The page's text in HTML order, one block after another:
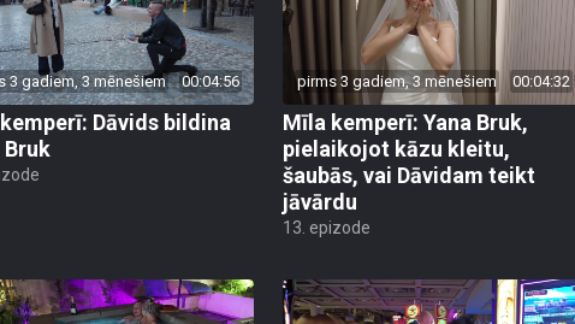
3 gadiem, 3 mēnešiem 00:04:56
Dāvids bildina
Bruk
pirms 3 gadiem, 3 mēnešiem 00:04:32
Mīla kemperī: Yana Bruk,
pielaikojot kāzu kleitu,
šaubās, vai Dāvidam teikt
jāvārdu
13. epizode